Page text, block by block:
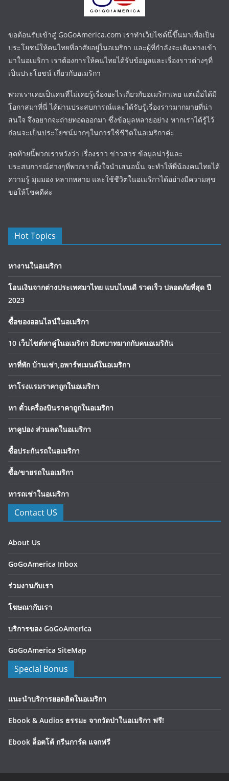
ขอต้อนรับเข้าสู่ GoGoAmerica.com เราทำเว็บไซต์นี้ขึ้นมาเพื่อเป็น
ประโยชน์ให้คนไทยที่อาศัยอยู่ในอเมริกา และผู้ที่กำลังจะเดินทางเข้า
มาในอเมริกา เราต้องการให้คนไทยได้รับข้อมูลและเรื่องราวต่างๆที่
เป็นประโยชน์ เกี่ยวกับอเมริกา
พวกเราเคยเป็นคนที่ไม่เคยรู้เรื่องอะไรเกี่ยวกับอเมริกาเลย แต่เมื่อได้มี
โอกาสมาที่นี่ ได้ผ่านประสบการณ์และได้รับรู้เรื่องราวมากมายที่น่า
สนใจ จึงอยากจะถ่ายทอดออกมา ซึ่งข้อมูลหลายอย่าง หากเราได้รู้ไว้
ก่อนจะเป็นประโยชน์มากๆในการใช้ชีวิตในอเมริกาค่ะ
สุดท้ายนี้พวกเราหวังว่า เรื่องราว ข่าวสาร ข้อมูลน่ารู้และ
ประสบการณ์ต่างๆที่พวกเราตั้งใจนำเสนอนั้น จะทำให้พี่น้องคนไทยได้
ความรู้ มุมมอง หลากหลาย และใช้ชีวิตในอเมริกาได้อย่างมีความสุข
ขอให้โชคดีค่ะ
Hot Topics
หางานในอเมริกา
โอนเงินจากต่างประเทศมาไทย แบบไหนดี รวดเร็ว ปลอดภัยที่สุด ปี
2023
ซื้อของออนไลน์ในอเมริกา
10 เว็บไซต์หาคู่ในอเมริกา มีบทบาทมากกับคนอเมริกัน
หาที่พัก บ้านเช่า,อพาร์ทเมนต์ในอเมริกา
หาโรงแรมราคาถูกในอเมริกา
หา ตั๋วเครื่องบินราคาถูกในอเมริกา
หาคูปอง ส่วนลดในอเมริกา
ซื้อประกันรถในอเมริกา
ซื้อ/ขายรถในอเมริกา
หารถเช่าในอเมริกา
Contact US
About Us
GoGoAmerica Inbox
ร่วมงานกับเรา
โฆษณากับเรา
บริการของ GoGoAmerica
GoGoAmerica SiteMap
Special Bonus
แนะนำบริการยอดฮิตในอเมริกา
Ebook & Audios ธรรมะ จากวัดป่าในอเมริกา ฟรี!
Ebook ล็อตโต้ กรีนการ์ด แจกฟรี